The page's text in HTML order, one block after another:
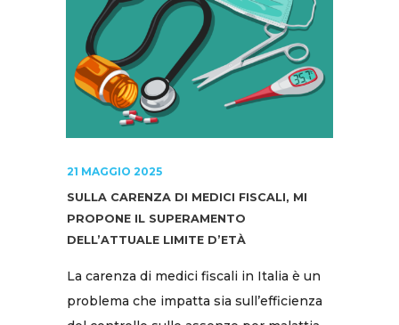
21 MAGGIO 2025
SULLA CARENZA DI MEDICI FISCALI, MI
PROPONE IL SUPERAMENTO
DELL’ATTUALE LIMITE D’ETÀ
La carenza di medici fiscali in Italia è un
problema che impatta sia sull’efficienza